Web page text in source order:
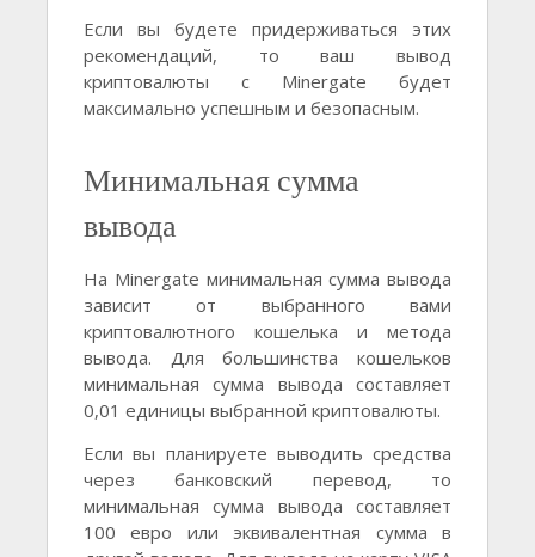
Если вы будете придерживаться этих
рекомендаций, то ваш вывод
криптовалюты с Minergate будет
максимально успешным и безопасным.
Минимальная сумма
вывода
На Minergate минимальная сумма вывода
зависит от выбранного вами
криптовалютного кошелька и метода
вывода. Для большинства кошельков
минимальная сумма вывода составляет
0,01 единицы выбранной криптовалюты.
Если вы планируете выводить средства
через банковский перевод, то
минимальная сумма вывода составляет
100 евро или эквивалентная сумма в